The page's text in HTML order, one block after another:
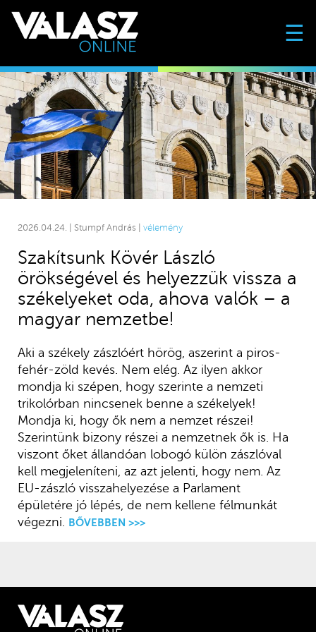
☰
2026.04.24. | Stumpf András | vélemény
Szakítsunk Kövér László
örökségével és helyezzük vissza a
székelyeket oda, ahova valók – a
magyar nemzetbe!
Aki a székely zászlóért hörög, aszerint a piros-
fehér-zöld kevés. Nem elég. Az ilyen akkor
mondja ki szépen, hogy szerinte a nemzeti
trikolórban nincsenek benne a székelyek!
Mondja ki, hogy ők nem a nemzet részei!
Szerintünk bizony részei a nemzetnek ők is. Ha
viszont őket állandóan lobogó külön zászlóval
kell megjeleníteni, az azt jelenti, hogy nem. Az
EU-zászló visszahelyezése a Parlament
épületére jó lépés, de nem kellene félmunkát
végezni. BŐVEBBEN >>>